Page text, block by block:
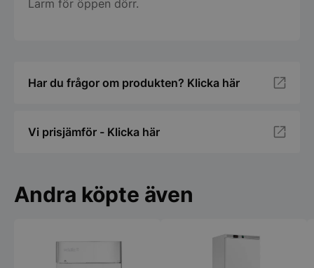
Larm för öppen dörr.
Har du frågor om produkten? Klicka här
Vi prisjämför - Klicka här
Andra köpte även